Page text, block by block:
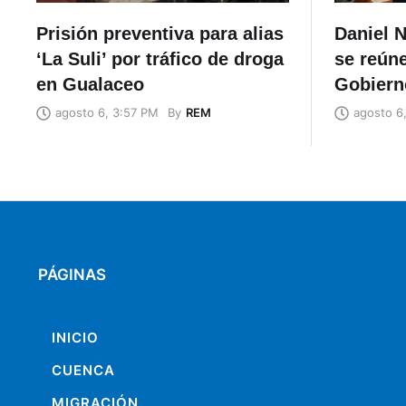
Prisión preventiva para alias
‘La Suli’ por tráfico de droga
en Gualaceo
agosto 6, 3:57 PM By REM
Daniel
se
agosto
PÁGINAS
INICIO
CUENCA
MIGRACIÓN